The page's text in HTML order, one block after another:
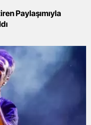
Paylaşımıyla